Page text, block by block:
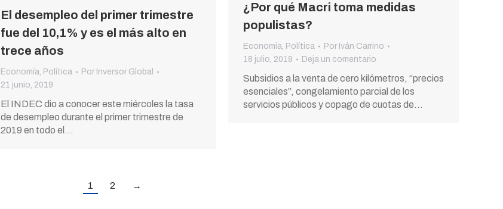
¿Por qué Macri toma medidas
populistas?
Economía, Política Por Iván Carrino
18 julio, 2019
Deja un comentario
Subsidios a la venta de cero kilómetros, “precios
esenciales”, congelamiento parcial de los
servicios públicos y copago de cuotas de…
El desempleo del primer trimestre
fue del 10,1% y es el más alto en
trece años
Economía Política Por Inversor Global
21 junio, 2019
El INDEC dio a conocer este miércoles la tasa
de desempleo durante el primer trimestre de
2019 en todo el…
1 2 →